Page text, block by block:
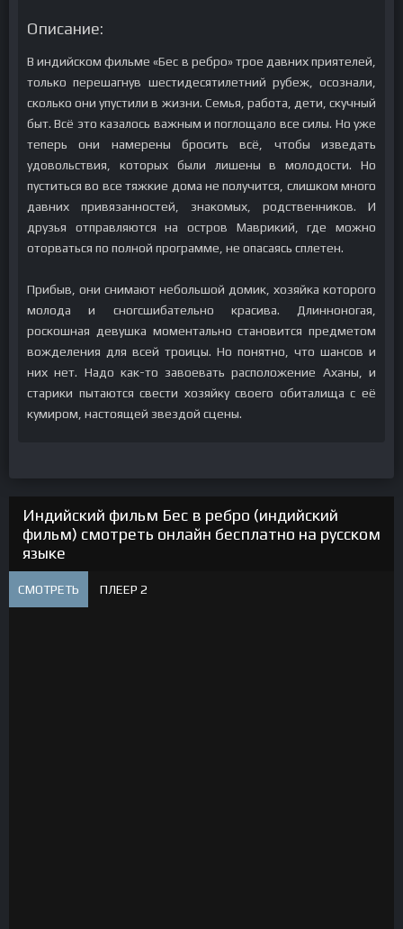
Описание:
В индийском фильме «Бес в ребро» трое давних приятелей,
только перешагнув шестидесятилетний рубеж, осознали,
сколько они упустили в жизни. Семья, работа, дети, скучный
быт. Всё это казалось важным и поглощало все силы. Но уже
теперь они намерены бросить всё, чтобы изведать
удовольствия, которых были лишены в молодости. Но
пуститься во все тяжкие дома не получится, слишком много
давних привязанностей, знакомых, родственников. И
друзья отправляются на остров Маврикий, где можно
оторваться по полной программе, не опасаясь сплетен.
Прибыв, они снимают небольшой домик, хозяйка которого
молода и сногсшибательно красива. Длинноногая,
роскошная девушка моментально становится предметом
вожделения для всей троицы. Но понятно, что шансов и
них нет. Надо как-то завоевать расположение Аханы, и
старики пытаются свести хозяйку своего обиталища с её
кумиром, настоящей звездой сцены.
Индийский фильм Бес в ребро (индийский
фильм) смотреть онлайн бесплатно на русском
языке
СМОТРЕТЬ ПЛЕЕР 2